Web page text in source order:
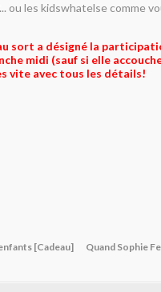
ou les kidswhatelse comme
sort a désigné la
midi (sauf si elle
vite avec tous les détails!
[Cadeau] Quand Sophie